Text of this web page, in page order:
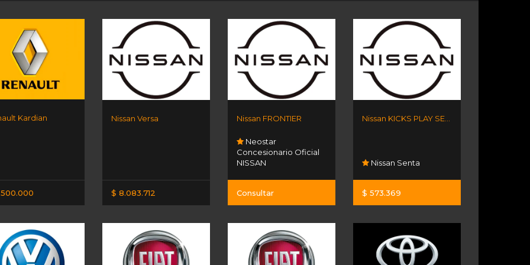
Kardian Nissan Versa
$ 8.083.712
Nissan FRONTIER
Neostar
Concesionario Oficial
NISSAN
Consultar
Nissan Senta
$ 573.369